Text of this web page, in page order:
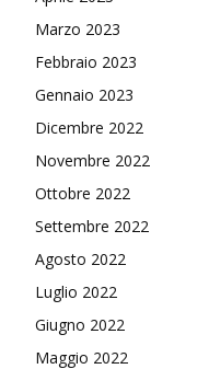
Marzo 2023
Febbraio 2023
Gennaio 2023
Dicembre 2022
Novembre 2022
Ottobre 2022
Settembre 2022
Agosto 2022
Luglio 2022
Giugno 2022
Maggio 2022